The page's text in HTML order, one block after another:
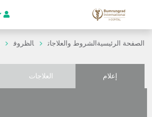
الصفحة الرئيسيةالشروط والعلاجات الظروف
إعلام العلاجات